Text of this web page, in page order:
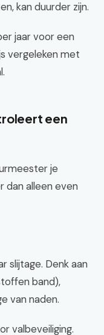
kan duurder zijn.
jaar voor een
vergeleken met
een
je
dan alleen even
slijtage. Denk aan
band),
van naden.
valbeveiliging.